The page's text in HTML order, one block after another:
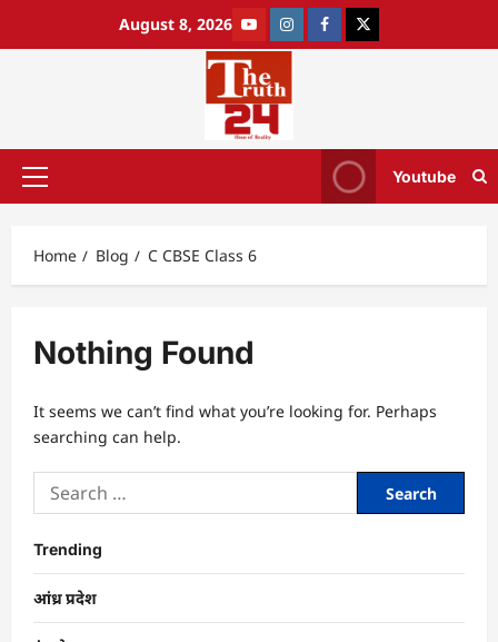
August 8, 2026
Youtube
Home Blog C CBSE Class 6
Nothing Found
It seems we can’t find what you’re looking for. Perhaps
searching can help.
Trending
आंध्र प्रदेश